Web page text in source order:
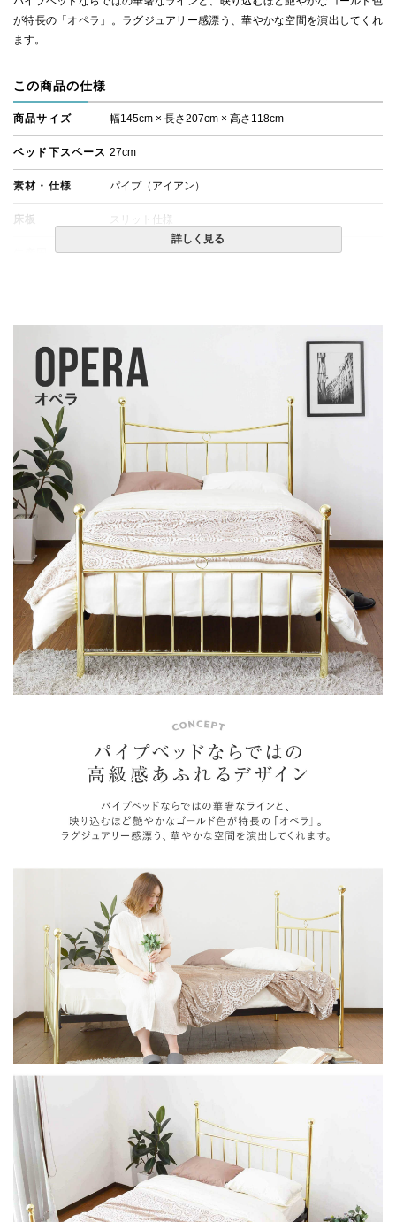
が特長の「オペラ」。ラグジュアリー感漂う、華やかな空間を演出してくれ
ます。
この商品の仕様
商品サイズ 幅145cm × 長さ207cm × 高さ118cm
ベッド下スペース 27cm
素材・仕様 パイプ（アイアン）
床板 スリット仕様
台湾
※北海道・沖縄・離島等一部地域へのお届けは別途送料
が発生する場合がございます。また発送予定も変更にな
る場合があります。
詳しく見る